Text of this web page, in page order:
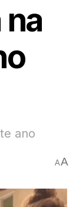
ano
AA